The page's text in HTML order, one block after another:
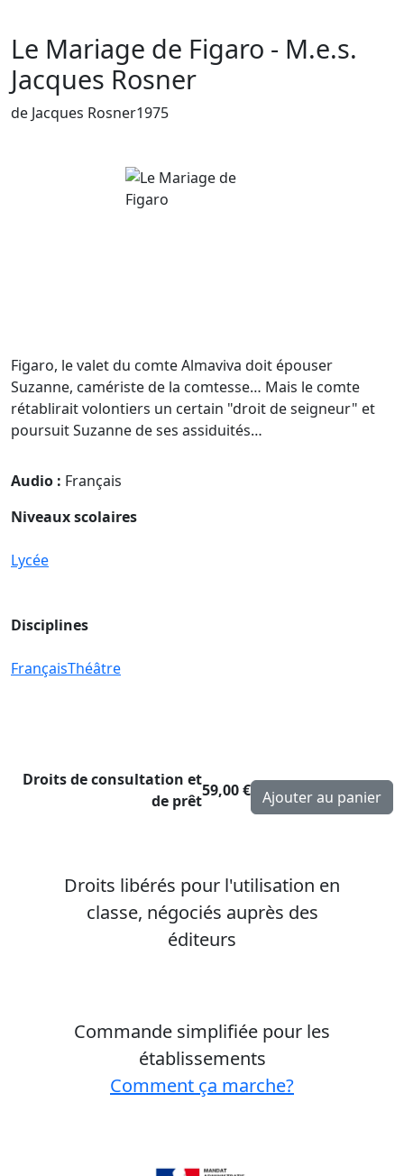
Le Mariage de Figaro - M.e.s.
Jacques Rosner
de Jacques RosnerAnnée de sortie du film
1975
Figaro, le valet du comte Almaviva doit épouser
Suzanne, camériste de la comtesse… Mais le comte
rétablirait volontiers un certain "droit de seigneur" et
poursuit Suzanne de ses assiduités…
Audio : Français
Niveaux scolaires
Lycée
Disciplines
FrançaisThéâtre
Droits de consultation et
de prêt
59,00 €
Droits libérés pour l'utilisation en
classe, négociés auprès des
éditeurs
Commande simplifiée pour les
établissements
Comment ça marche?